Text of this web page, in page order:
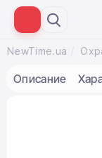
NewTime.ua
Описание